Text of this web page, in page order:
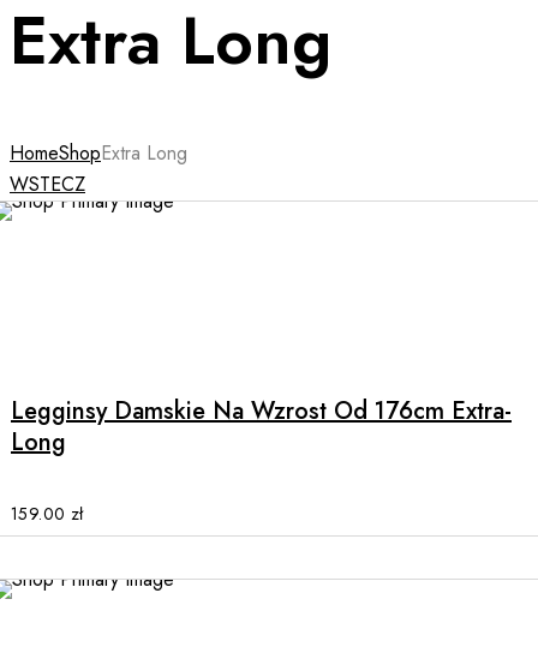
Extra Long
HomeShopExtra Long
WSTECZ
multiple
variants.
be
Legginsy Damskie Na Wzrost Od 176cm Extra-
Long
159.00 zł